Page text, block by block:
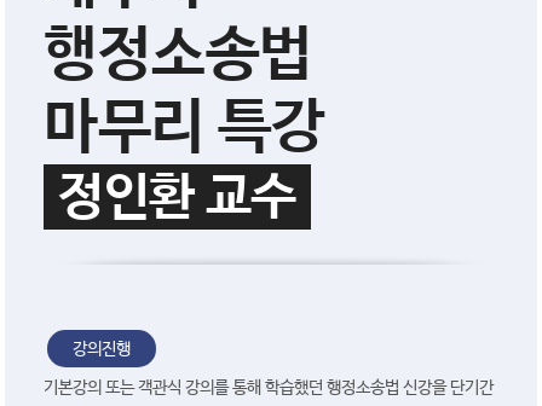
행정소송법
마무리 특강
정인환 교수
강의진행
기본강의 또는 객관식 강의를 통해 학습했던 행정소송법 신강을 단기간